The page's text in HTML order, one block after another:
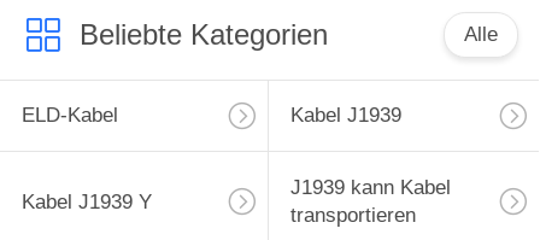
Beliebte Kategorien Alle
ELD-Kabel Kabel J1939
Kabel J1939 Y
J1939 kann Kabel
transportieren